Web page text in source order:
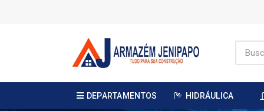
DEPARTAMENTOS HIDRÁULICA